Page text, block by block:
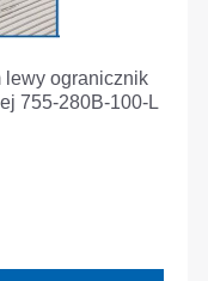
lewy ogranicznik
755-280B-100-L